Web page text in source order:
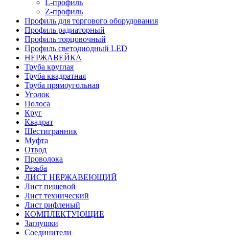
L-профиль
Z-профиль
Профиль для торгового оборудования
Профиль радиаторный
Профиль торцовочный
Профиль светодиодный LED
НЕРЖАВЕЙКА
Труба круглая
Труба квадратная
Труба прямоугольная
Уголок
Полоса
Круг
Квадрат
Шестигранник
Муфта
Отвод
Проволока
Резьба
ЛИСТ НЕРЖАВЕЮЩИЙ
Лист пищевой
Лист технический
Лист рифленый
КОМПЛЕКТУЮЩИЕ
Заглушки
Соединители